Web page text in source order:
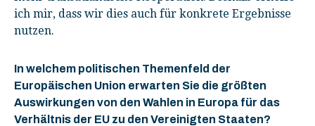
ich mir, dass wir dies auch für konkrete Ergebnisse
nutzen.
In welchem politischen Themenfeld der
Europäischen Union erwarten Sie die größten
Auswirkungen von den Wahlen in Europa für das
Verhältnis der EU zu den Vereinigten Staaten?